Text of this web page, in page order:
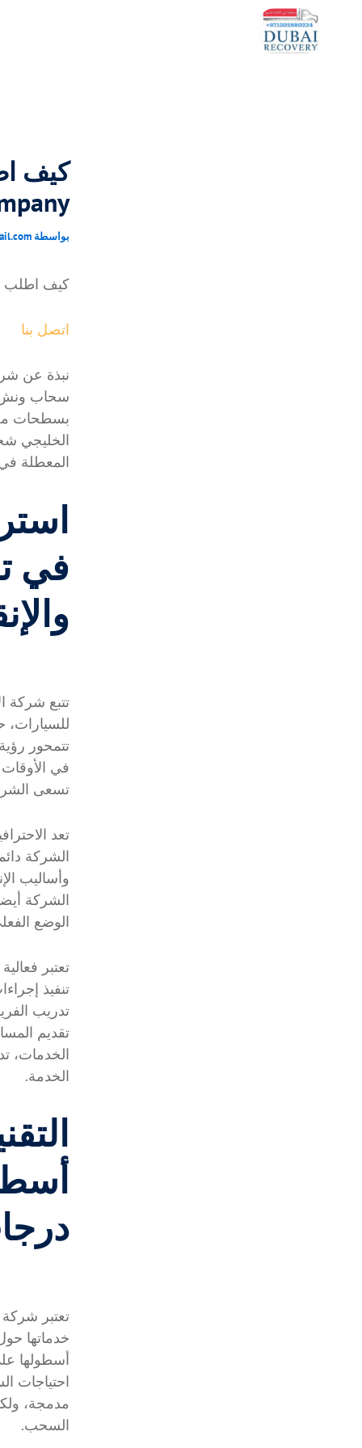
المحتوى
بواسطة
كيف
اتصل بنا
نبذة عن
سحاب ونش
بسطحات
الخليجي
المعطلة
في
تتبع شركة
للسيارات،
تتمحور
في
تسعى
تعد
الشركة
وأساليب
الشركة
الوضع
تعتبر
تنفيذ
تدريب
تقديم
الخدمات،
الخدمة.
تعتبر
خدماتها
أسطولها
احتياجات
مدمجة،
السحب.